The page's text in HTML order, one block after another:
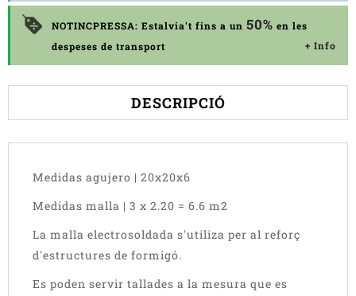
NOTINCPRESSA: Estalvia't fins a un 50% en les
despeses de transport
+ Info
DESCRIPCIÓ
Medidas agujero | 20x20x6
Medidas malla | 3 x 2.20 = 6.6 m2
La malla electrosoldada s'utiliza per al reforç
d'estructures de formigó.
Es poden servir tallades a la mesura que es